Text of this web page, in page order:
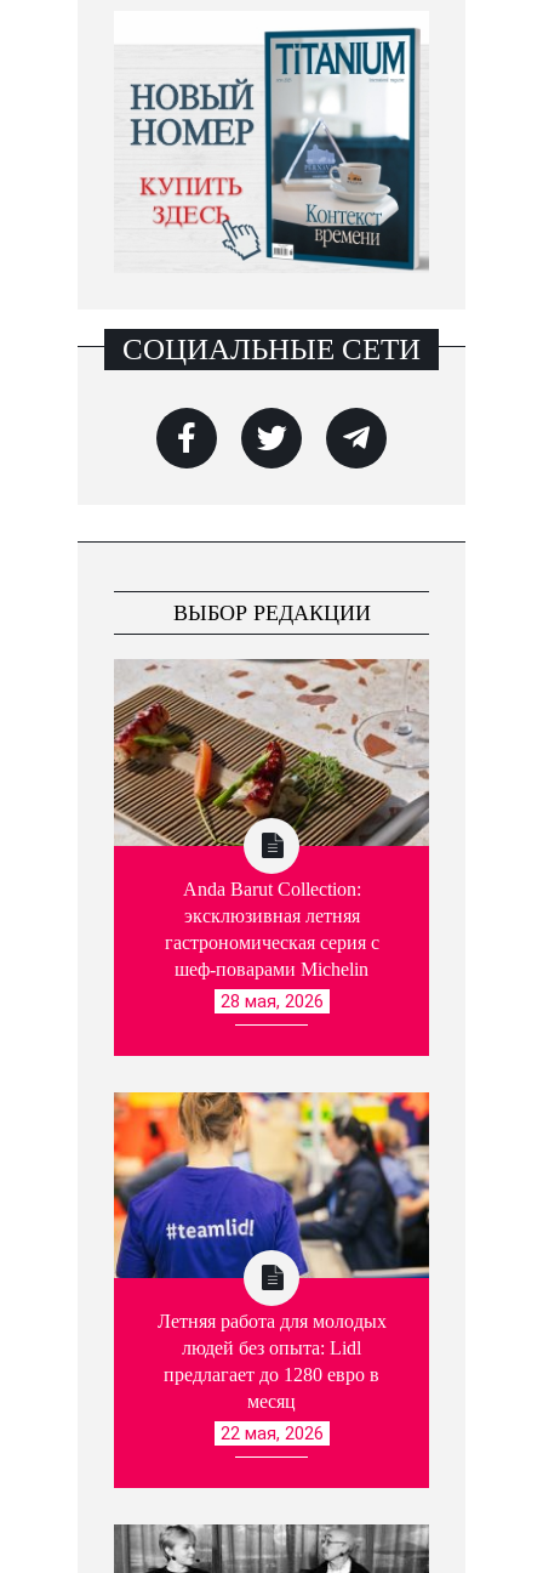
СОЦИАЛЬНЫЕ СЕТИ
ВЫБОР РЕДАКЦИИ
Anda Barut Collection:
эксклюзивная летняя
гастрономическая серия с
шеф-поварами Michelin
28 мая, 2026
Летняя работа для молодых
людей без опыта: Lidl
предлагает до 1280 евро в
месяц
22 мая, 2026